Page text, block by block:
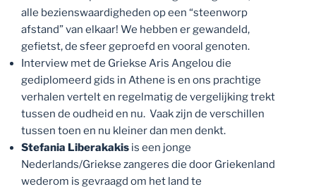
alle bezienswaardigheden op een “steenworp
afstand” van elkaar! We hebben er gewandeld,
gefietst, de sfeer geproefd en vooral genoten.
Interview met de Griekse Aris Angelou die
gediplomeerd gids in Athene is en ons prachtige
verhalen vertelt en regelmatig de vergelijking trekt
tussen de oudheid en nu. Vaak zijn de verschillen
tussen toen en nu kleiner dan men denkt.
Stefania Liberakakis is een jonge
Nederlands/Griekse zangeres die door Griekenland
wederom is gevraagd om het land te